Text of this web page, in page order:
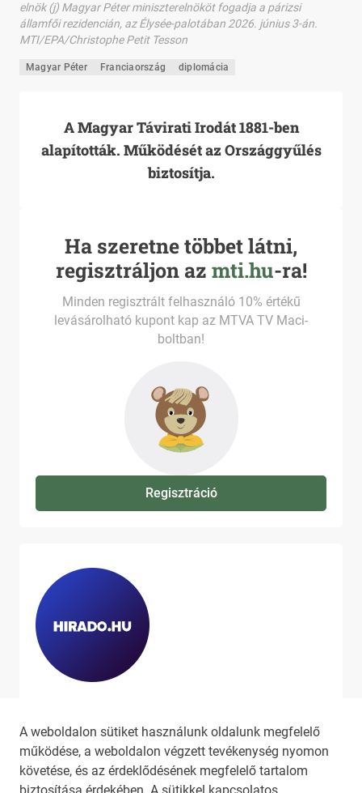
A weboldalon sütiket használunk oldalunk megfelelő
működése, a weboldalon végzett tevékenység nyomon
követése, és az érdeklődésének megfelelő tartalom
elnök (j) Magyar Péter miniszterelnököt fogadja a párizsi
államfői rezidencián, az Élysée-palotában 2026. június 3-án.
MTI/EPA/Christophe Petit Tesson
Magyar Péter Franciaország diplomácia
A Magyar Távirati Irodát 1881-ben
alapították. Működését az Országgyűlés
biztosítja.
Ha szeretne többet látni,
regisztráljon az mti.hu-ra!
Minden regisztrált felhasználó 10% értékű
levásárolható kupont kap az MTVA TV Maci-
boltban!
Regisztráció
látni, látogassa meg ahirado.hu
oldalát!